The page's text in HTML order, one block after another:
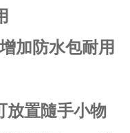
加防水包耐用
放置隨手小物